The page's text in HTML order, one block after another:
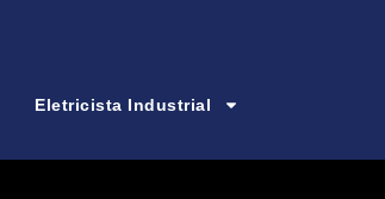
Eletricista Industrial